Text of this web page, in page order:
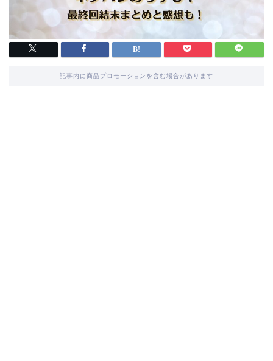
記事内に商品プロモーションを含む場合があります